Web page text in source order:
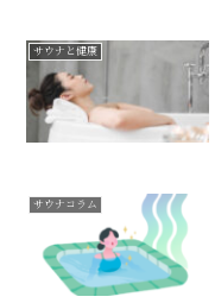
サウナと健康
サウナコラム